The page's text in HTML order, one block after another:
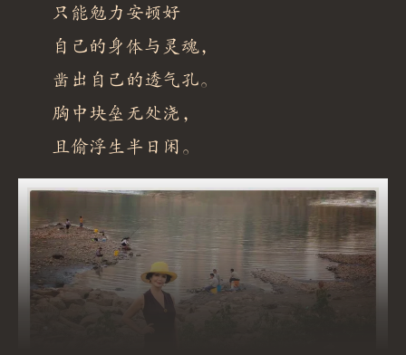
只能勉力安顿好
自己的身体与灵魂，
凿出自己的透气孔。
胸中块垒无处浇，
且偷浮生半日闲。